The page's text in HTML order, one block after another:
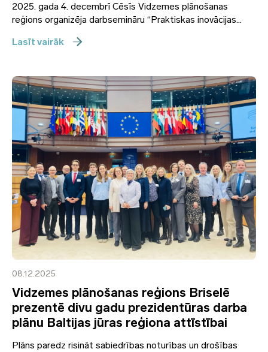
2025. gada 4. decembrī Cēsīs Vidzemes plānošanas
reģions organizēja darbsemināru “Praktiskas inovācijas...
Lasīt vairāk
08.12.2025
Vidzemes plānošanas reģions Briselē
prezentē divu gadu prezidentūras darba
plānu Baltijas jūras reģiona attīstībai
Plāns paredz risināt sabiedrības noturības un drošības